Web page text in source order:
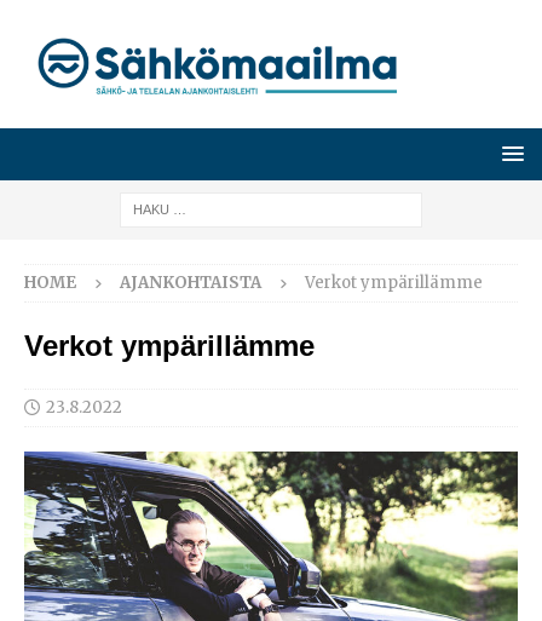
HOME AJANKOHTAISTA Verkot ympärillämme
Verkot ympärillämme
23.8.2022